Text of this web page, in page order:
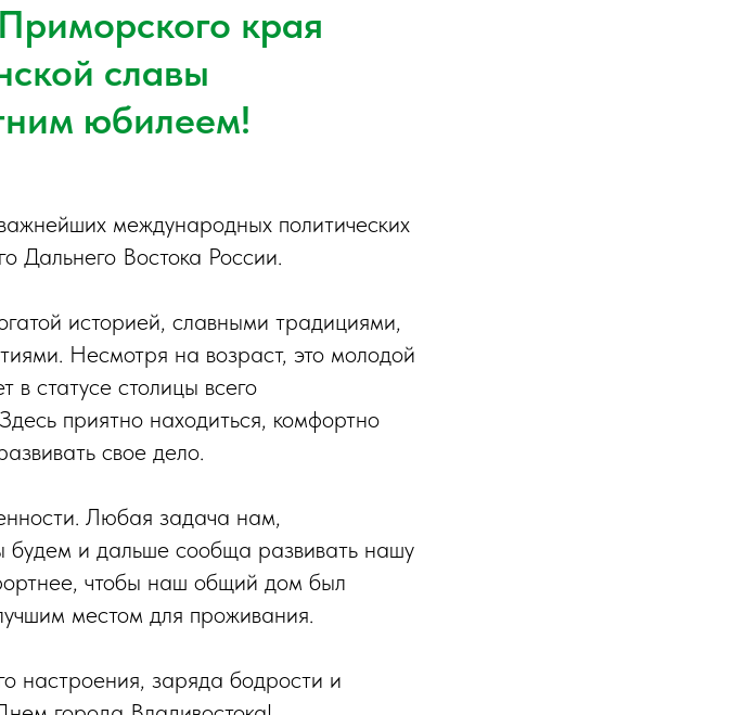
края
славы
юбилеем!
международных политических
Дальнего Востока России.
историей, славными традициями,
Несмотря на возраст, это молодой
в статусе столицы всего
приятно находиться, комфортно
свое дело.
Любая задача нам,
будем и дальше сообща развивать нашу
чтобы наш общий дом был
местом для проживания.
настроения, заряда бодрости и